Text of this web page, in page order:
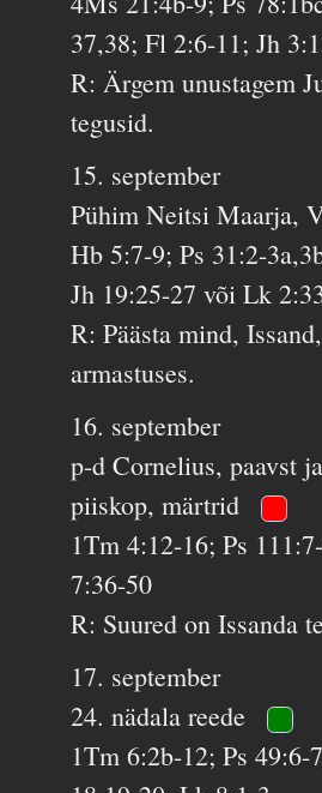
37,38; Fl 2:6-11; Jh
R: Ärgem unustagem
tegusid.
15. september
Pühim Neitsi Maarja,
Hb 5:7-9; Ps 31:2-
Jh 19:25-27 või Lk
R: Päästa mind,
armastuses.
16. september
p-d Cornelius, paavst
piiskop, märtrid
1Tm 4:12-16; Ps
7:36-50
R: Suured on Issanda
17. september
24. nädala reede
1Tm 6:2b-12; Ps 49:6-